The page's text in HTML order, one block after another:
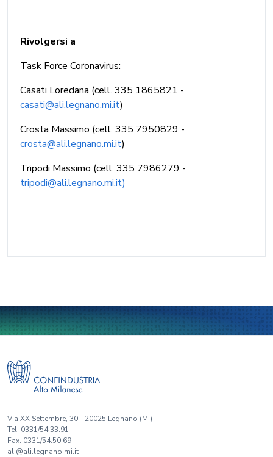
Rivolgersi a
Task Force Coronavirus:
Casati Loredana (cell. 335 1865821 -
casati@ali.legnano.mi.it)
Crosta Massimo (cell. 335 7950829 -
crosta@ali.legnano.mi.it)
Tripodi Massimo (cell. 335 7986279 -
tripodi@ali.legnano.mi.it)
Via XX Settembre, 30 - 20025 Legnano (Mi)
Tel. 0331/54.33.91
Fax. 0331/54.50.69
ali@ali.legnano.mi.it